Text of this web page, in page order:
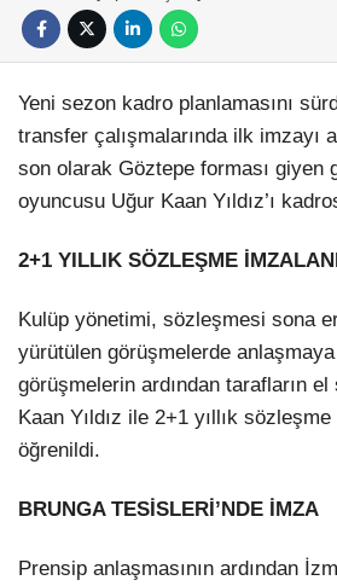
Yeni sezon kadro planlamasını
transfer çalışmalarında ilk imzayı
son olarak Göztepe forması giyen
oyuncusu Uğur Kaan Yıldız’ı
2+1 YILLIK SÖZLEŞME
Kulüp yönetimi, sözleşmesi sona
yürütülen görüşmelerde anlaşmaya
görüşmelerin ardından tarafların el
Kaan Yıldız ile 2+1 yıllık sözleşme
öğrenildi.
BRUNGA TESİSLERİ’NDE İMZA
Prensip anlaşmasının ardından